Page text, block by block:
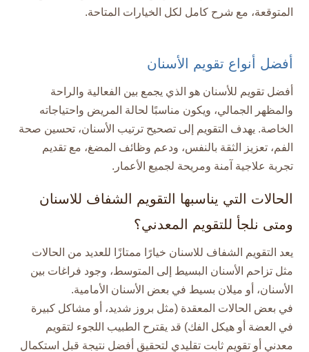
المتوقعة، مع شرح كامل لكل الخيارات المتاحة.​
أفضل أنواع تقويم الأسنان
أفضل تقويم للأسنان هو الذي يجمع بين الفعالية والراحة
والمظهر الجمالي، ويكون مناسبًا لحالة المريض واحتياجاته
الخاصة. يهدف التقويم إلى تصحيح ترتيب الأسنان، تحسين صحة
الفم، تعزيز الثقة بالنفس، ودعم وظائف المضغ، مع تقديم
تجربة علاجية آمنة ومريحة لجميع الأعمار.
الحالات التي يناسبها التقويم الشفاف للاسنان
ومتى نلجأ للتقويم المعدني؟
يعد التقويم الشفاف للاسنان خيارًا ممتازًا للعديد من الحالات
مثل تزاحم الأسنان البسيط إلى المتوسط، وجود فراغات بين
الأسنان، أو ميلان بسيط في بعض الأسنان الأمامية.​
في بعض الحالات المعقدة (مثل بروز شديد، أو مشاكل كبيرة
في العضة أو هيكل الفك) قد يقترح الطبيب اللجوء لتقويم
معدني أو تقويم ثابت تقليدي لتحقيق أفضل نتيجة قبل استكمال